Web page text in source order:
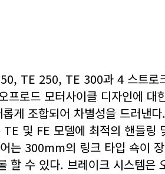
TE 250, TE 300과 4 스트
프로드 모터사이클 디자인에
게 조합되어 차별성을 드러낸
및 FE 모델에 최적의 핸들링
는 300mm의 링크 타입 쇽이
할 수 있다. 브레이크 시스템은